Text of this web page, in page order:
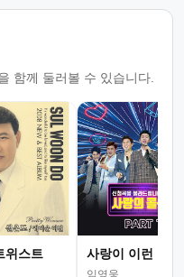
함께 둘러볼 수 있습니다.
위스트 사랑이 이런 건
임영웅